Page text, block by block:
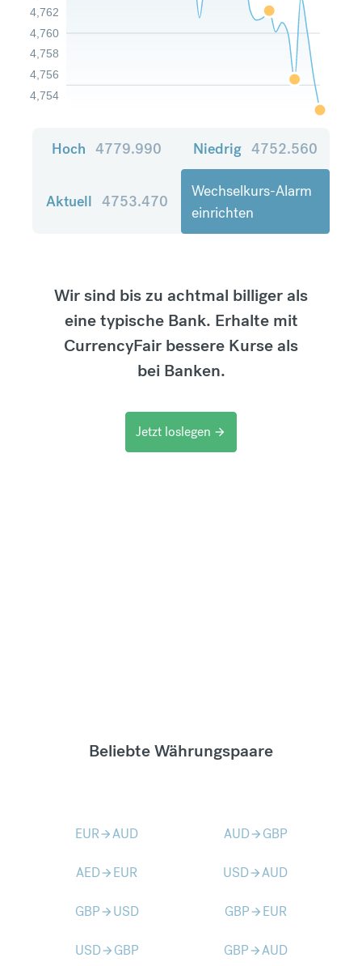
4,754
4,756
4,758
4,760
4,762
Hoch 4779.990 Niedrig 4752.560
Aktuell 4753.470
Wechselkurs-Alarm
einrichten
Wir sind bis zu achtmal billiger als
eine typische Bank. Erhalte mit
CurrencyFair bessere Kurse als
bei Banken.
Jetzt loslegen arrow_forward
Beliebte Währungspaare
EURarrow_forwardAUD AUDarrow_forward GBP
AEDarrow_forward EUR USDarrow_forwardAUD
GBParrow_forward USD GBParrow_forward EUR
USDarrow_forward GBP GBParrow_forwardAUD